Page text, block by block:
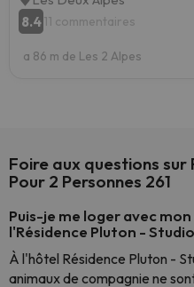
8.411 commentaires
a 86 m de Les 2 Alpes
Foire aux questions sur
Pour 2 Personnes 261
Puis-je me loger avec
l'Résidence Pluton -
À l'hôtel Résidence Pluton -
animaux de compagnie ne